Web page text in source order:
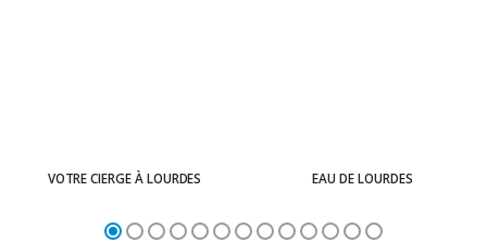
VOTRE CIERGE À LOURDES EAU DE LOURDES